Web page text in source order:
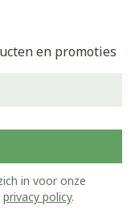
en promoties
in voor onze
privacy policy.